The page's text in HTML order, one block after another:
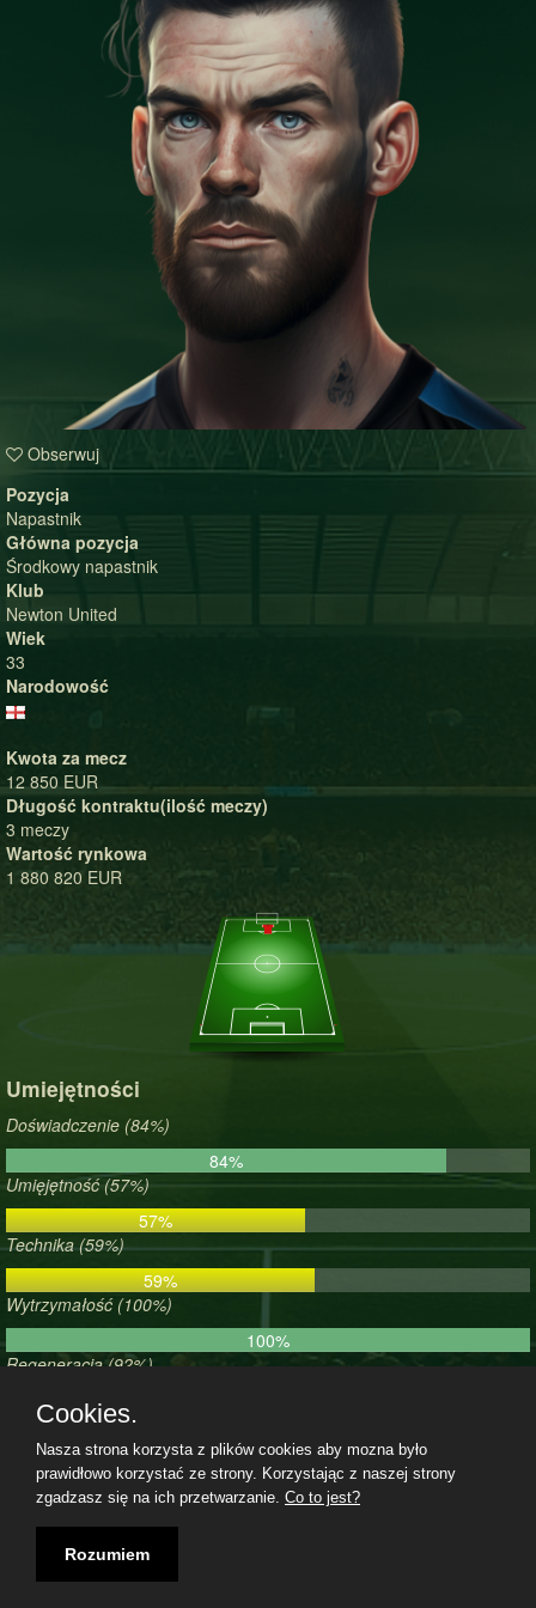
Obserwuj
Pozycja
Napastnik
Główna pozycja
Środkowy napastnik
Klub
Newton United
Wiek
33
Narodowość
Kwota za mecz
12 850 EUR
Długość kontraktu(ilość meczy)
3 meczy
Wartość rynkowa
1 880 820 EUR
Umiejętności
Doświadczenie (84%)
84%
Umięjętność (57%)
57%
Technika (59%)
59%
Wytrzymałość (100%)
100%
Regeneracja (92%)
Morale (64%)
64%
Regulamin Polityka prywatności
Cookies.
Nasza strona korzysta z plików cookies aby mozna było
prawidłowo korzystać ze strony. Korzystając z naszej strony
zgadzasz się na ich przetwarzanie. Co to jest?
Rozumiem